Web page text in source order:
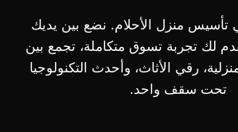
تأسيس منزل الأحلام. نضع بين يديك
لك تجربة تسوق متكاملة، تجمع بين
رقي الأثاث، وأحدث التكنولوجيا
تحت سقف واحد.